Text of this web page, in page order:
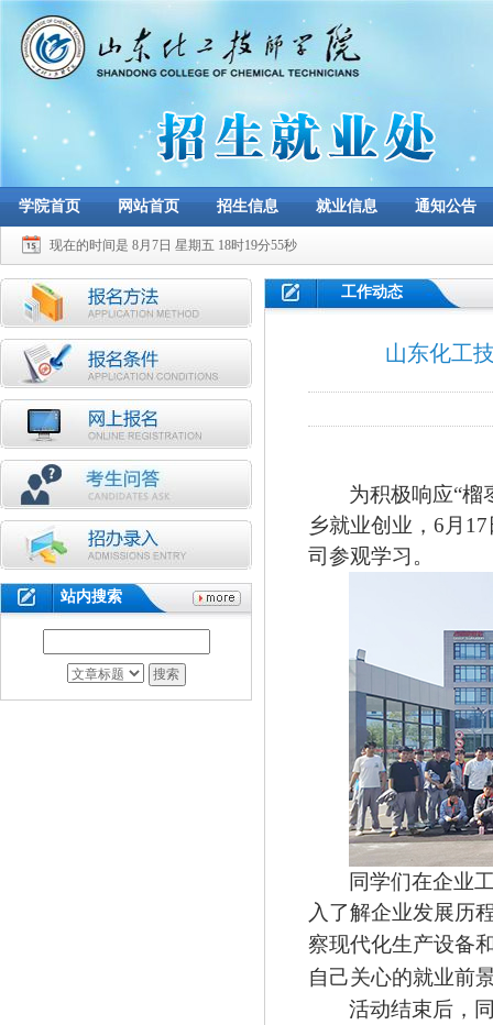
学院首页 网站首页 招生信息 就业信息 通知公告
现在的时间是 8月7日 星期五 18时19分55秒
站内搜索
工作动态
山东化工
为积极响应“榴
乡就业创业， 6 月 17
司参观学习。
同学们在企业
入了解企业发展历
察现代化生产设备
自己关心的就业前
活动结束后，